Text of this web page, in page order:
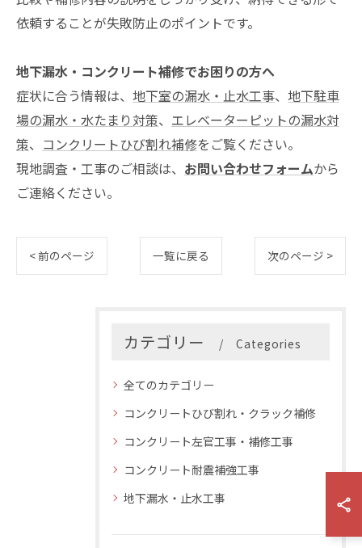
依頼することが失敗防止のポイントです。
地下漏水・コンクリート補修でお困りの方へ
症状に合う情報は、 地下室の漏水・止水工事、 地下駐車
場の漏水・水たまり対策、 エレベーターピットの漏水対
策、 コンクリートひび割れ補修をご覧ください。
現地調査・工事のご相談は、 お問い合わせフォームから
ご連絡ください。
< 前のページ 一覧に戻る 次のページ >
カテゴリー Categories
全てのカテゴリー
コンクリートひび割れ・クラック補修
コンクリート左官工事・補修工事
コンクリート耐震補強工事
地下漏水・止水工事